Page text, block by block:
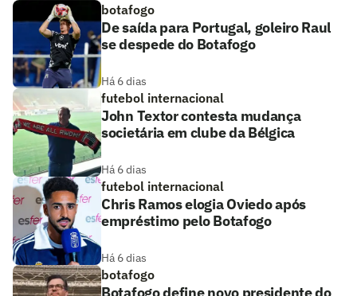
botafogo
De saída para Portugal, goleiro Raul
se despede do Botafogo
Há 6 dias
futebol internacional
John Textor contesta mudança
societária em clube da Bélgica
Há 6 dias
futebol internacional
Chris Ramos elogia Oviedo após
empréstimo pelo Botafogo
Há 6 dias
botafogo